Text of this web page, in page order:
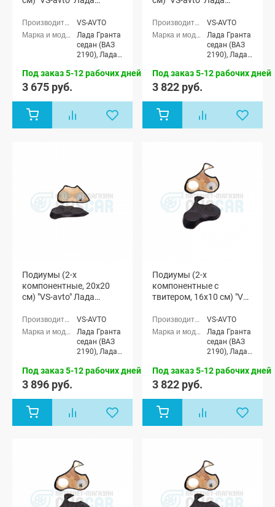
VS-AVTO
Лада Гранта
седан (ВАЗ
2190), Лада
Спорт седан
лифтбек
(ВАЗ 2191)
Под заказ 5-12 рабочих дней
3 675 руб.
VS-AVTO
Лада Гранта
седан (ВАЗ
2190), Лада
Спорт седан
лифтбек
(ВАЗ 2191)
Под заказ 5-12 рабочих дней
3 822 руб.
Подиумы (2-х
компонентные, 20x20
см) "VS-avto" Лада
VS-AVTO
Лада Гранта
седан (ВАЗ
2190), Лада
Спорт седан
лифтбек
(ВАЗ 2191)
Под заказ 5-12 рабочих дней
3 896 руб.
Подиумы (2-х
компонентные с
твитером, 16x10 см) "VS-
VS-AVTO
Лада Гранта
седан (ВАЗ
2190), Лада
Спорт седан
лифтбек
(ВАЗ 2191)
Под заказ 5-12 рабочих дней
3 822 руб.